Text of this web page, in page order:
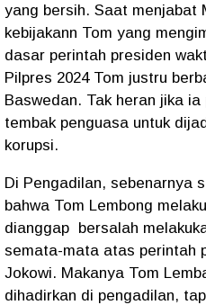
yang bersih. Saat menjabat
kebijakann Tom yang
dasar perintah presiden
Pilpres 2024 Tom justru
Baswedan. Tak heran jika
tembak penguasa untuk
korupsi.
Di Pengadilan, sebenarnya
bahwa Tom Lembong
dianggap bersalah
semata-mata atas perintah
Jokowi. Makanya Tom
dihadirkan di pengadilan,